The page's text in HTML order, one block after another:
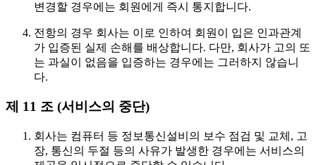
변경할 경우에는 회원에게 즉시 통지합니다.
전항의 경우 회사는 이로 인하여 회원이 입은 인과관계
가 입증된 실제 손해를 배상합니다. 다만, 회사가 고의 또
는 과실이 없음을 입증하는 경우에는 그러하지 않습니
다.
제 11 조 (서비스의 중단)
회사는 컴퓨터 등 정보통신설비의 보수 점검 및 교체, 고
장, 통신의 두절 등의 사유가 발생한 경우에는 서비스의